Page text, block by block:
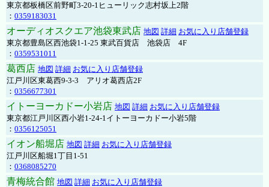
東京都板橋区前野町3-20-1ヒューリック志村坂上2階
： 0359183031
オーディオスクエア池袋東武店 地図 詳細 お気に入り店舗登録
東京都豊島区西池袋1-1-25 東武百貨店 池袋店 4F
： 0359531011
葛西店 地図 詳細 お気に入り店舗登録
江戸川区東葛西9-3-3 アリオ葛西店2F
： 0356677301
イトーヨーカドー小岩店 地図 詳細 お気に入り店舗登録
東京都江戸川区西小岩1-24-1イトーヨーカドー小岩5階
： 0356125051
イオン船堀店 地図 詳細 お気に入り店舗登録
江戸川区船堀1丁目1-51
： 0368085270
青梅統合館 地図 詳細 お気に入り店舗登録